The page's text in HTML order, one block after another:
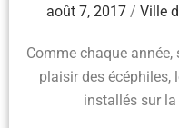
août 7, 2017 / Ville
Comme chaque
plaisir des écéphiles,
installés sur